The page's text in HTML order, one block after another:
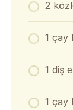
2
1 çay
1 diş
1 çay